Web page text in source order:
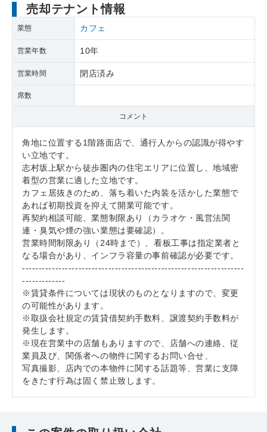
売却テナント情報
業態 カフェ
営業年数 10年
営業時間 閉店済み
席数
コメント
角地に位置する1階路面店で、通行人からの認識が得やす
い立地です。
志村坂上駅から徒歩圏内の住宅エリアに位置し、地域密
着型の営業に適した立地です。
カフェ居抜きのため、落ち着いた内装を活かした業態で
あれば初期投資を抑えて開業可能です。
再契約相談可能、業態制限あり（カラオケ・風営法関
連・臭気や煙の強い業態は要確認）。
営業時間制限あり（24時まで）、看板工事は指定業者と
なる場合があり、インフラ容量の事前確認が必要です。
-------------------------------------------------------------------
-------------
※賃貸条件については現状のものとなりますので、変更
の可能性があります。
※取扱会社規定の賃貸借契約手数料、譲渡契約手数料が
発生します。
※現在営業中の店舗もありますので、店舗への連絡、従
業員及び、関係者への物件に関するお問い合せ、
写真撮影、店内での本物件に関する話題等、営業に支障
をきたす行為は固く禁止致します。